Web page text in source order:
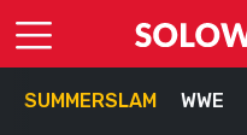
SUMMERSLAM WWE